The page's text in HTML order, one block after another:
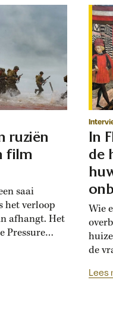
ruziën
film
saai
het verloop
afhangt. Het
Pressure
In
de
Wie
de
ook
Lees